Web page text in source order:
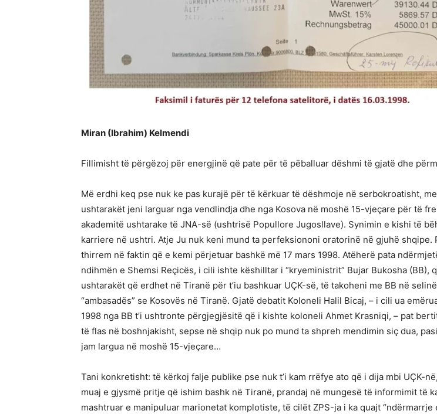
Miran (Ibrahim) Kelmendi
Fillimisht të përgëzoj për energjinë që pate për të pëballuar dëshmi të gjatë dhe
Më erdhi keq pse nuk ke pas kurajë për të kërkuar të dëshmoje në serbokroatisht,
ushtarakët jeni larguar nga vendlindja dhe nga Kosova në moshë 15-vjeçare për të
akademitë ushtarake të JNA-së (ushtrisë Popullore Jugosllave). Synimin e kishi të
karriere në ushtri. Atje Ju nuk keni mund ta perfeksiononi oratorinë në gjuhë shqipe.
thirrem në faktin që e kemi përjetuar bashkë më 17 mars 1998. Atëherë pata
ndihmën e Shemsi Reçicës, i cili ishte këshilltar i “kryeministrit” Bujar Bukosha (BB),
ushtarakët që erdhet në Tiranë për t’iu bashkuar UÇK-së, të takoheni me BB në
“ambasadës” se Kosovës në Tiranë. Gjatë debatit Koloneli Halil Bicaj, – i cili ua
1998 nga BB t’i ushtronte përgjegjësitë që i kishte koloneli Ahmet Krasniqi, – pat
të flas në boshnjakisht, sepse në shqip nuk po mund ta shpreh mendimin siç dua,
jam largua në moshë 15-vjeçare…
Tani konkretisht: të kërkoj falje publike pse nuk t’i kam rrëfye ato që i dija mbi UÇK-
muaj e gjysmë pritje që ishim bashk në Tiranë, prandaj në mungesë të informimit të
mashtruar e manipuluar marionetat komplotiste, të cilët ZPS-ja i ka quajt “ndërmarrje